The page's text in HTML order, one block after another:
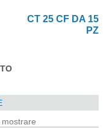
CT 25 CF DA 15
PZ